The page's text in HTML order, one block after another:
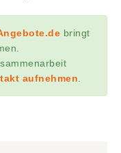
bringt
aufnehmen